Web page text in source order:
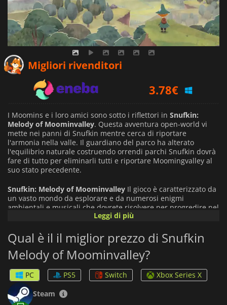
Migliori rivenditori
3.78€
5.59€
I Moomins e i loro amici sono sotto i riflettori in Snufkin:
Melody of Moominvalley. Questa avventura open-world vi
mette nei panni di Snufkin mentre cerca di riportare
l'armonia nella valle. Il guardiano del parco ha alterato
l'equilibrio naturale costruendo orrendi parchi Snufkin dovrà
fare di tutto per eliminarli tutti e riportare Moomingvalley al
suo stato precedente.
Snufkin: Melody of Moominvalley Il gioco è caratterizzato da
un vasto mondo da esplorare e da numerosi enigmi
ambientali e musicali che dovrete risolvere per progredire nel
gioco. La vostra fidata armonica sarà lo strumento migliore
Entrate in un mondo ispirato all'opera di Tove Jansson e
incontrate un colorato cast di personaggi dei suoi libri mentre
esplorate un universo creato a mano che rappresenta
fedelmente lo stile artistico unico che ha reso i Moomins così
popolari.
Leggi di più
Qual è il il miglior prezzo di Snufkin
Melody of Moominvalley?
PC PS5 Switch
Xbox Series X
Steam